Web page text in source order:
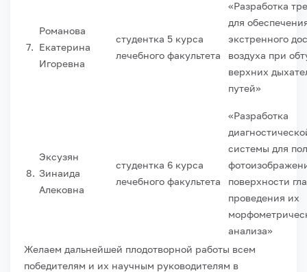
7.
Романова
Екатерина
Игоревна
студентка 5 курса
лечебного факультета
«Разработка
для
экстренного
воздуха при
верхних
путей»
8.
Эксузян
Зинаида
Алековна
студентка 6 курса
лечебного факультета
«Разработка
системы для
поверхности
проведения их
анализа»
Желаем дальнейшей плодотворной работы всем
победителям и их научным руководителям в